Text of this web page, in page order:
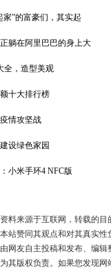
家”的富豪们，其实起
躺在阿里巴巴的身上大
全，造型美观
十大排行榜
情攻坚战
设绿色家园
小米手环4 NFC版
料来源于互联网，转载的目
站赞同其观点和对其真实
网友自主投稿和发布、编
其版权负责。如果您发现网